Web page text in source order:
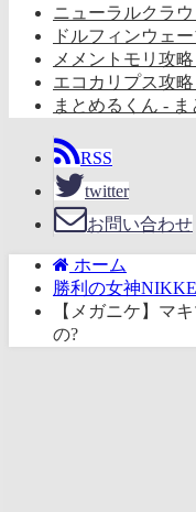
ニューラルクラ
ドルフィンウェ
メメントモリ攻
エコカリプス攻
まとめるくん -
RSS
twitter
お問い合わせ
ホーム
勝利の女神
【メガニケ】マ
の?